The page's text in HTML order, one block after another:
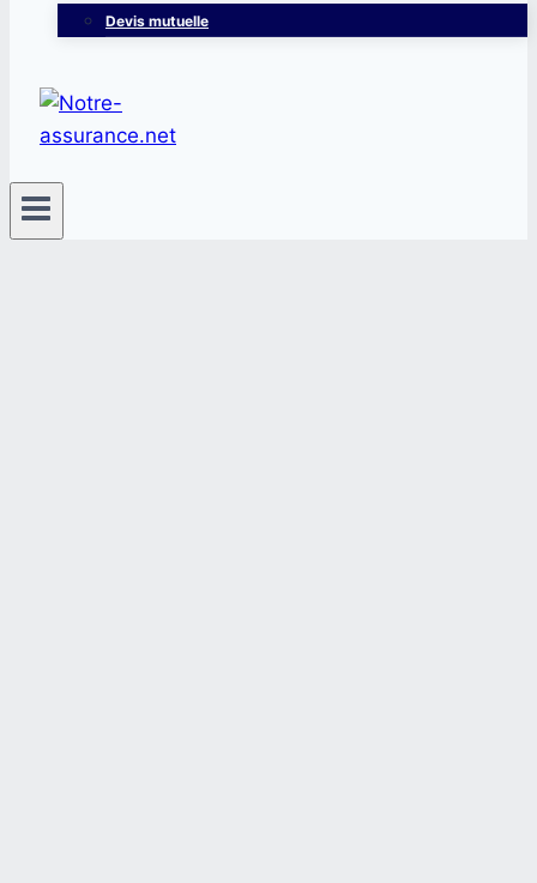
Devis mutuelle